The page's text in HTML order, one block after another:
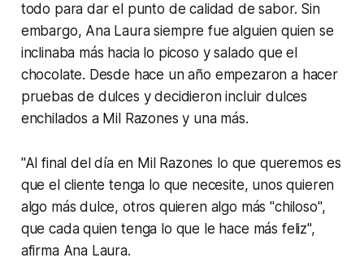
todo para dar el punto de calidad de sabor. Sin
embargo, Ana Laura siempre fue alguien quien se
inclinaba más hacia lo picoso y salado que el
chocolate. Desde hace un año empezaron a hacer
pruebas de dulces y decidieron incluir dulces
enchilados a Mil Razones y una más.
"Al final del día en Mil Razones lo que queremos es
que el cliente tenga lo que necesite, unos quieren
algo más dulce, otros quieren algo más "chiloso",
que cada quien tenga lo que le hace más feliz",
afirma Ana Laura.